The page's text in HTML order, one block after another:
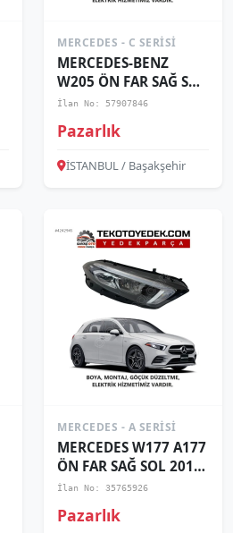
MERCEDES - C SERISI
MERCEDES-BENZ
W205 ÖN FAR SAĞ SOL
2019 2020 2021
İlan No: 57907846
Pazarlık
İSTANBUL / Başakşehir
MERCEDES - A SERISI
MERCEDES W177 A177
ÖN FAR SAĞ SOL 2019
2020 2021 KAMPANYA
İlan No: 35765926
Pazarlık